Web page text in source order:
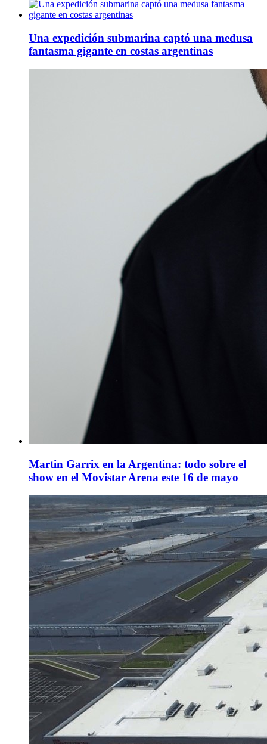
Una expedición submarina captó una medusa
fantasma gigante en costas argentinas
Martin Garrix en la Argentina: todo sobre el
show en el Movistar Arena este 16 de mayo